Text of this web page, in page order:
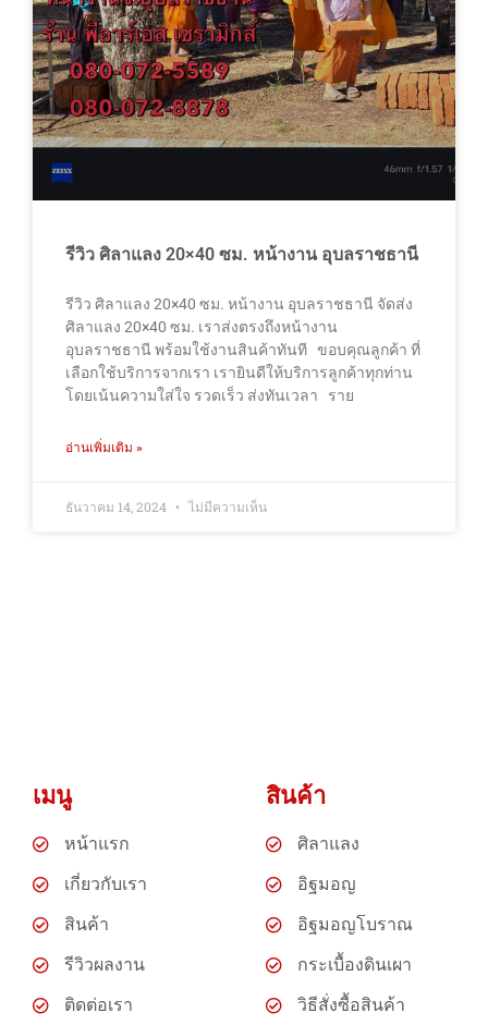
รีวิว ศิลาแลง 20×40 ซม. หน้างาน อุบลราชธานี
รีวิว ศิลาแลง 20×40 ซม. หน้างาน อุบลราชธานี จัดส่ง
ศิลาแลง 20×40 ซม. เราส่งตรงถึงหน้างาน
อุบลราชธานี พร้อมใช้งานสินค้าทันที ขอบคุณลูกค้า ที่
เลือกใช้บริการจากเรา เรายินดีให้บริการลูกค้าทุกท่าน
โดยเน้นความใส่ใจ รวดเร็ว ส่งทันเวลา ราย
อ่านเพิ่มเติม »
ธันวาคม 14, 2024 ไม่มีความเห็น
เมนู
หน้าแรก
เกี่ยวกับเรา
สินค้า
รีวิวผลงาน
ติดต่อเรา
สินค้า
ศิลาแลง
อิฐมอญ
อิฐมอญโบราณ
กระเบื้องดินเผา
วิธีสั่งซื้อสินค้า